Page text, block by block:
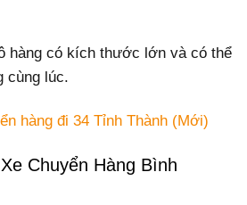
hàng có kích thước lớn và có thể
cùng lúc.
hàng đi 34 Tỉnh Thành (Mới)
Chuyển Hàng Bình